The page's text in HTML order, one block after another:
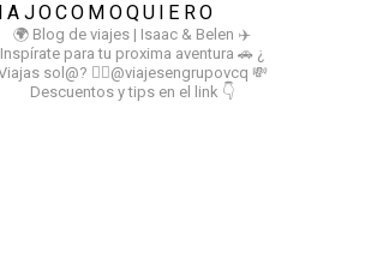
🌍 Blog de viajes | Isaac & Belen ✈️
Inspírate para tu proxima aventura 🚗 ¿
sol@? 👉🏻@viajesengrupovcq 💸
Descuentos y tips en el link 👇